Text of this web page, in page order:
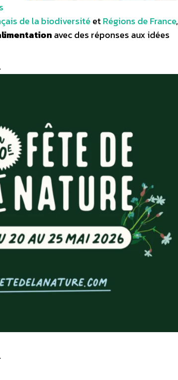
de la biodiversité etRégions de France,
avec des réponses aux idées